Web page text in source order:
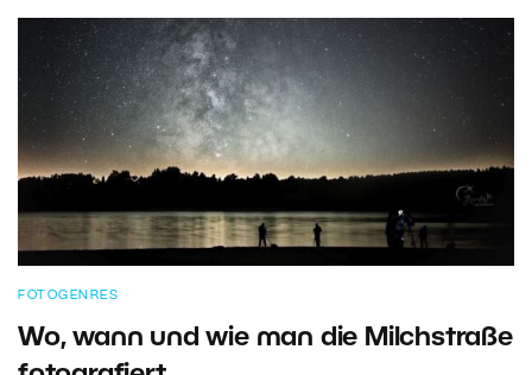
FOTOGENRES
Wo, wann und wie man die Milchstraße